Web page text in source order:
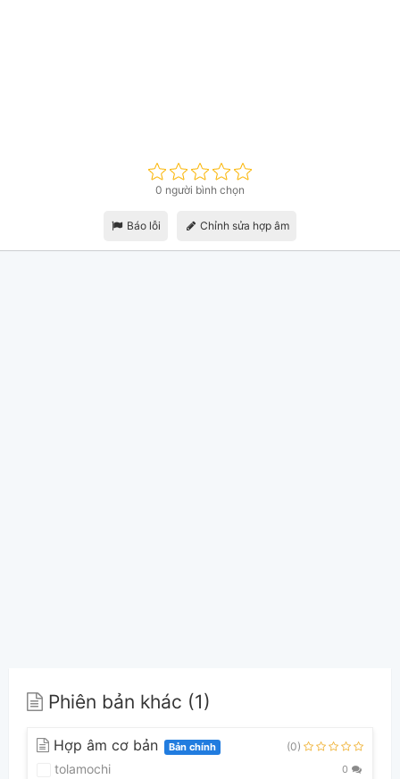
0 người bình chọn
Báo lỗi Chỉnh sửa hợp âm
Phiên bản khác (1)
Hợp âm cơ bản Bản chính (0)
tolamochi 0